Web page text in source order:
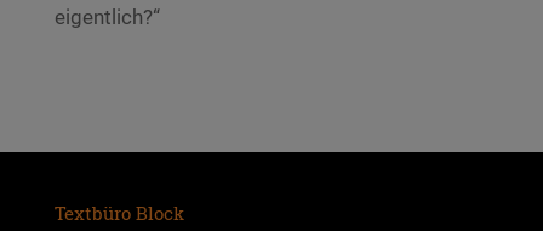
eigentlich?“
Textbüro Block